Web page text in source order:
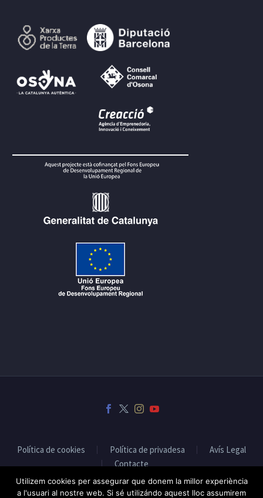
Política de cookies Política de privadesa
Avís Legal
Contacte
Utilizem cookies per assegurar que donem la millor experiència
a l'usuari al nostre web. Si sé utilizándo aquest lloc assumirem